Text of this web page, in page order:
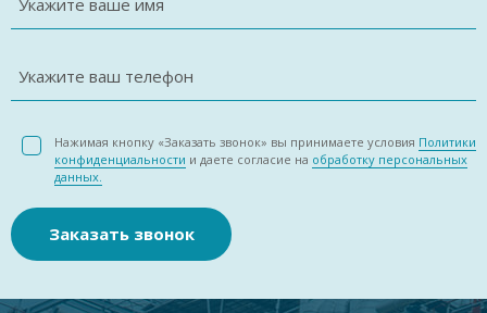
Укажите ваше имя
Укажите ваш телефон
Нажимая кнопку «Заказать звонок» вы принимаете условия Политики
конфиденциальности и даете согласие на обработку персональных
данных.
Заказать звонок